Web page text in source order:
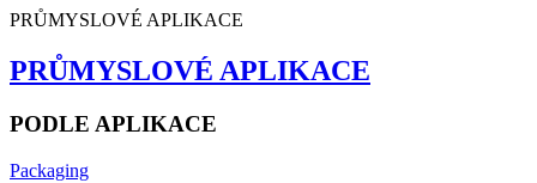
PRŮMYSLOVÉ APLIKACE
PRŮMYSLOVÉ APLIKACE
PODLE APLIKACE
Packaging